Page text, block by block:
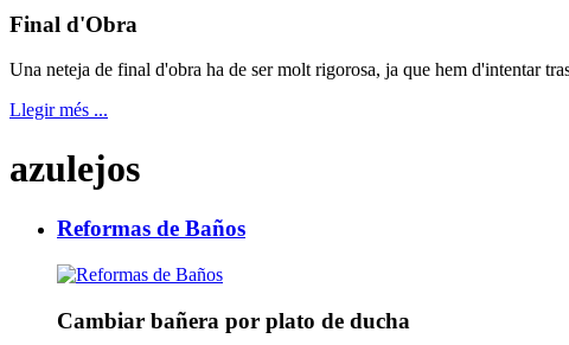
Final d'Obra
Una neteja de final d'obra ha de ser molt rigorosa, ja que hem d'intentar
Llegir més ...
azulejos
Reformas de Baños
Cambiar bañera por plato de ducha